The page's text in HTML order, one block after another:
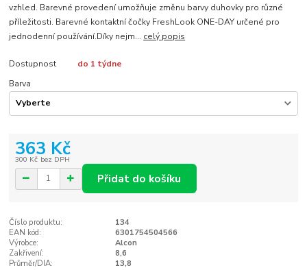
vzhled. Barevné provedení umožňuje změnu barvy duhovky pro různé
příležitosti. Barevné kontaktní čočky FreshLook ONE-DAY určené pro
jednodenní používání.Díky nejm... celý popis
Dostupnost
do 1 týdne
Barva
363 Kč
300 Kč bez DPH
Přidat do košíku
Číslo produktu:
134
EAN kód:
6301754504566
Výrobce:
Alcon
Zakřivení:
8,6
Průměr/DIA:
13,8